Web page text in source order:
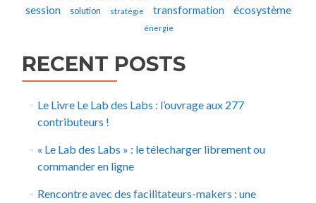
session solution stratégie transformation écosystème
énergie
RECENT POSTS
Le Livre Le Lab des Labs : l’ouvrage aux 277
contributeurs !
« Le Lab des Labs » : le télecharger librement ou
commander en ligne
Rencontre avec des facilitateurs-makers : une